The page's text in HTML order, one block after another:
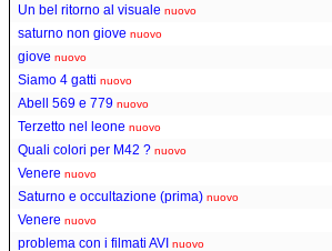
Un bel ritorno al visuale nuovo
saturno non giove nuovo
giove nuovo
Siamo 4 gatti nuovo
Abell 569 e 779 nuovo
Terzetto nel leone nuovo
Quali colori per M42 ? nuovo
Venere nuovo
Saturno e occultazione (prima) nuovo
Venere nuovo
problema con i filmati AVI nuovo